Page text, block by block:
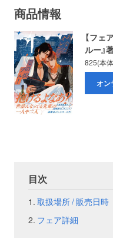
商品情報
【フェ
ルー』
825(本
オン
目次
取扱場所 / 販売日時
フェア詳細
会社概要
お問い合わせ